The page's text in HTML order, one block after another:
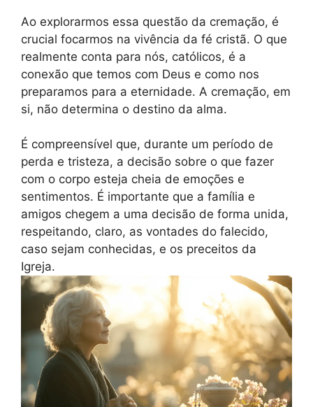
Ao explorarmos essa questão da cremação, é
crucial focarmos na vivência da fé cristã. O que
realmente conta para nós, católicos, é a
conexão que temos com Deus e como nos
preparamos para a eternidade. A cremação, em
si, não determina o destino da alma.
É compreensível que, durante um período de
perda e tristeza, a decisão sobre o que fazer
com o corpo esteja cheia de emoções e
sentimentos. É importante que a família e
amigos chegem a uma decisão de forma unida,
respeitando, claro, as vontades do falecido,
caso sejam conhecidas, e os preceitos da
Igreja.